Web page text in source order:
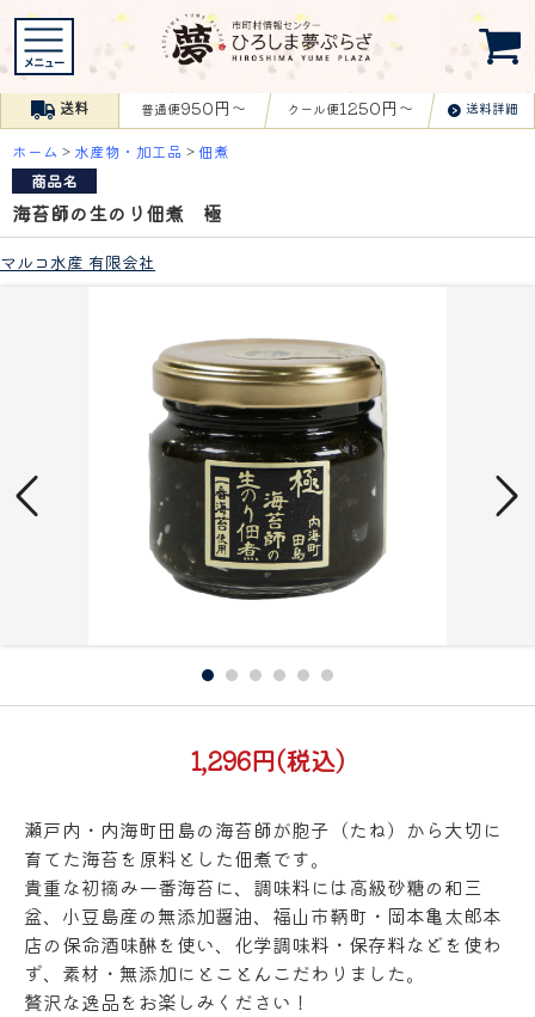
送料 普通便950円〜 クール便1250円〜 送料詳細
ホーム > 水産物・加工品 > 佃煮
商品名
海苔師の生のり佃煮 極
マルコ水産 有限会社
1,296円(税込)
瀬戸内・内海町田島の海苔師が胞子（たね）から大切に
育てた海苔を原料とした佃煮です。
貴重な初摘み一番海苔に、調味料には高級砂糖の和三
盆、小豆島産の無添加醤油、福山市鞆町・岡本亀太郎本
店の保命酒味醂を使い、化学調味料・保存料などを使わ
ず、素材・無添加にとことんこだわりました。
贅沢な逸品をお楽しみください！